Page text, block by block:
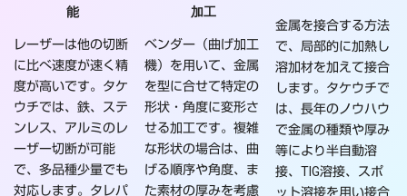
能
レーザーは他の切断
に比べ速度が速く精
度が高いです。タケ
ウチでは、鉄、ステ
ンレス、アルミのレ
ーザー切断が可能
で、多品種少量でも
対応します。タレパ
加工
ベンダー（曲げ加工
機）を用いて、金属
を型に合せて特定の
形状・角度に変形さ
せる加工です。複雑
な形状の場合は、曲
げる順序や角度、ま
た素材の厚みを考慮
金属を接合する方法
で、局部的に加熱し
溶加材を加えて接合
します。タケウチで
は、長年のノウハウ
で金属の種類や厚み
等により半自動溶
接、TIG溶接、スポ
ット溶接を用い接合